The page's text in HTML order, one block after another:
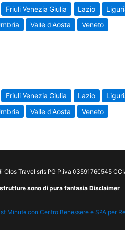
Friuli Venezia Giulia Lazio
Valle d'Aosta Veneto
Friuli Venezia Giulia Lazio
Valle d'Aosta Veneto
Olos Travel srls PG P.iva 03591760545
sono di pura fantasia Disclaimer
Minute con Centro Benessere e SPA per